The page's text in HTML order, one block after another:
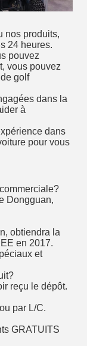
nos produits,
24 heures.
pouvez
vous pouvez
golf
dans la
à
dans
pour vous
Dongguan,
obtiendra la
en 2017.
et
reçu le dépôt.
par L/C.
GRATUITS